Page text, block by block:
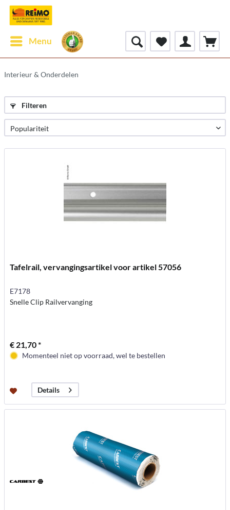
Menu
Interieur & Onderdelen
Filteren
Tafelrail, vervangingsartikel voor artikel 57056
E7178
Snelle Clip Railvervanging
€ 21,70 *
Momenteel niet op voorraad, wel te bestellen
Details